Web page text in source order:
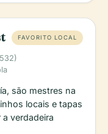
FAVORITO LOCAL
são mestres na
locais e tapas
verdadeira